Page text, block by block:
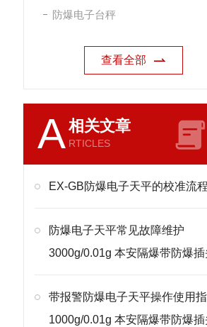
防爆电子台秤
查看全部
A相关文章
RTICLES
EX-GB防爆电子天平的校准流程
防爆电子天平常见故障维护
3000g/0.01g 本安隔爆带防爆插
带报警防爆电子天平操作使用
1000g/0.01g 本安隔爆带防爆插